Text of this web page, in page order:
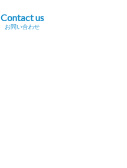
Contact us
お問い合わせ